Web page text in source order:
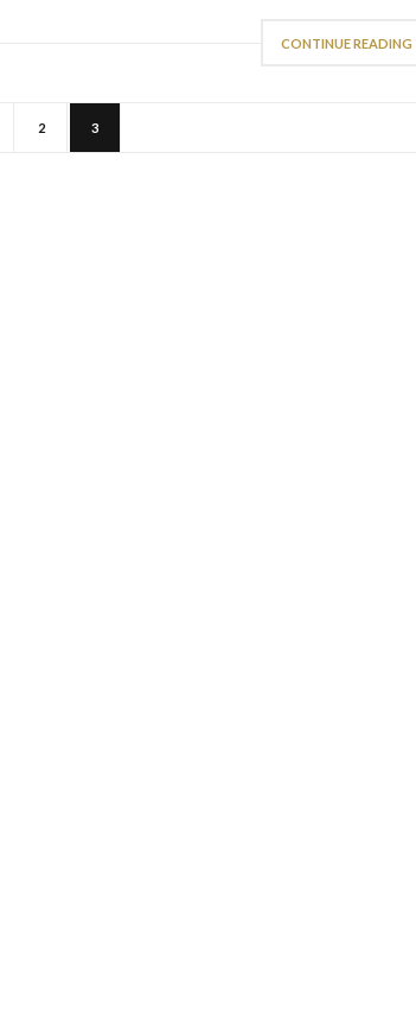
CONTINUE READING
2 3